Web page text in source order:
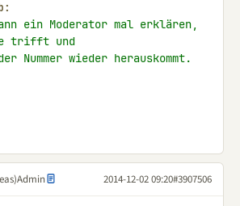
ein Moderator mal erklären,
trifft und
Nummer wieder herauskommt.
Admin 2014-12-02 09:20#3907506